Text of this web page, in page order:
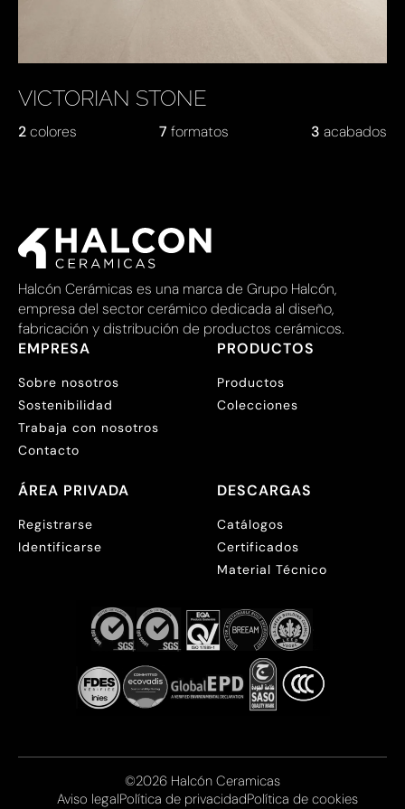
VICTORIAN STONE
2colores 7 formatos 3 acabados
Halcón Cerámicas es una marca de Grupo Halcón,
empresa del sector cerámico dedicada al diseño,
fabricación y distribución de productos cerámicos.
EMPRESA
Sobre nosotros
Sostenibilidad
Trabaja con nosotros
Contacto
PRODUCTOS
Productos
Colecciones
ÁREA PRIVADA
Registrarse
Identificarse
DESCARGAS
Catálogos
Certificados
Material Técnico
©2026 Halcón Ceramicas
Aviso legalPolítica de privacidadPolítica de cookies